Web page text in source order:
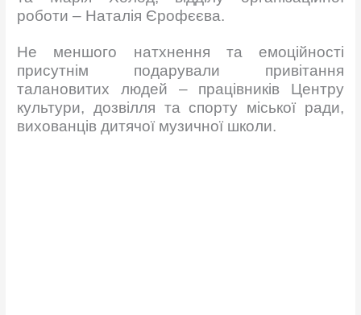
роботи – Наталія Єрофєєва.
Не меншого натхнення та емоційності
присутнім подарували привітання
талановитих людей – працівників Центру
культури, дозвілля та спорту міської ради,
вихованців дитячої музичної школи.